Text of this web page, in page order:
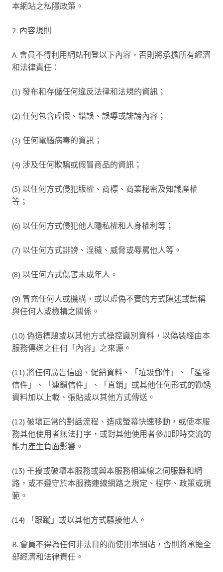
本網站之私隱政策。
2. 內容規則
A. 會員不得利用網站刊登以下內容，否則將承擔所有經濟
和法律責任：
(1) 發布和存儲任何違反法律和法規的資訊；
(2) 任何包含虛假、錯誤、誤導或誹謗內容；
(3) 任何電腦病毒的資訊；
(4) 涉及任何欺騙或假冒商品的資訊；
(5) 以任何方式侵犯版權、商標、商業秘密及知識產權
等；
(6) 以任何方式侵犯他人隱私權和人身權利等；
(7) 以任何方式誹謗、淫穢、威脅或辱罵他人等。
(8) 以任何方式傷害未成年人。
(9) 冒充任何人或機構，或以虛偽不實的方式陳述或謊稱
與任何人或機構之關係。
(10) 偽造標題或以其他方式操控識別資料，以偽裝經由本
服務傳送之任何「內容」之來源。
(11) 將任何廣告信函、促銷資料、「垃圾郵件」、「濫發
信件」、「連鎖信件」、「直銷」或其他任何形式的勸誘
資料加以上載、張貼或以其他方式傳送。
(12) 破壞正常的對話流程、造成螢幕快速移動，或使本服
務其他使用者無法打字，或對其他使用者參加即時交流的
能力產生負面影響。
(13) 干擾或破壞本服務或與本服務相連線之伺服器和網
路，或不遵守於本服務連線網路之規定、程序、政策或規
範。
(14) 「跟蹤」或以其他方式騷擾他人。
B. 會員不得為任何非法目的而使用本網站，否則將承擔全
部經濟和法律責任。